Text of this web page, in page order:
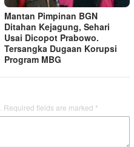
Mantan Pimpinan BGN
Ditahan Kejagung, Sehari
Usai Dicopot Prabowo.
Tersangka Dugaan Korupsi
Program MBG
Required fields are marked *